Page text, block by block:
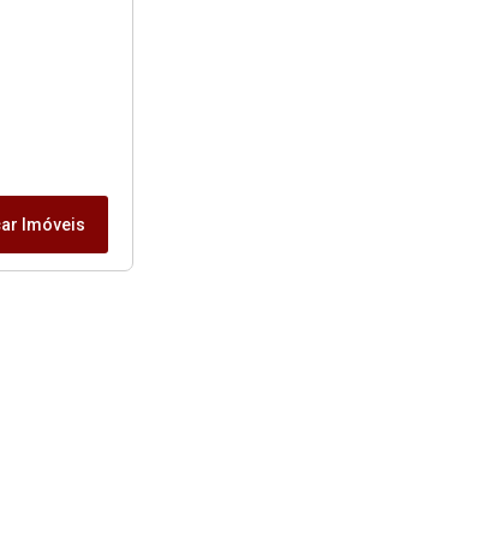
Imóveis